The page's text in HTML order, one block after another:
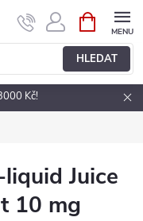
HLEDAT
NÁKUPNÍ
KOŠÍK
Kč!
Juice
10 mg